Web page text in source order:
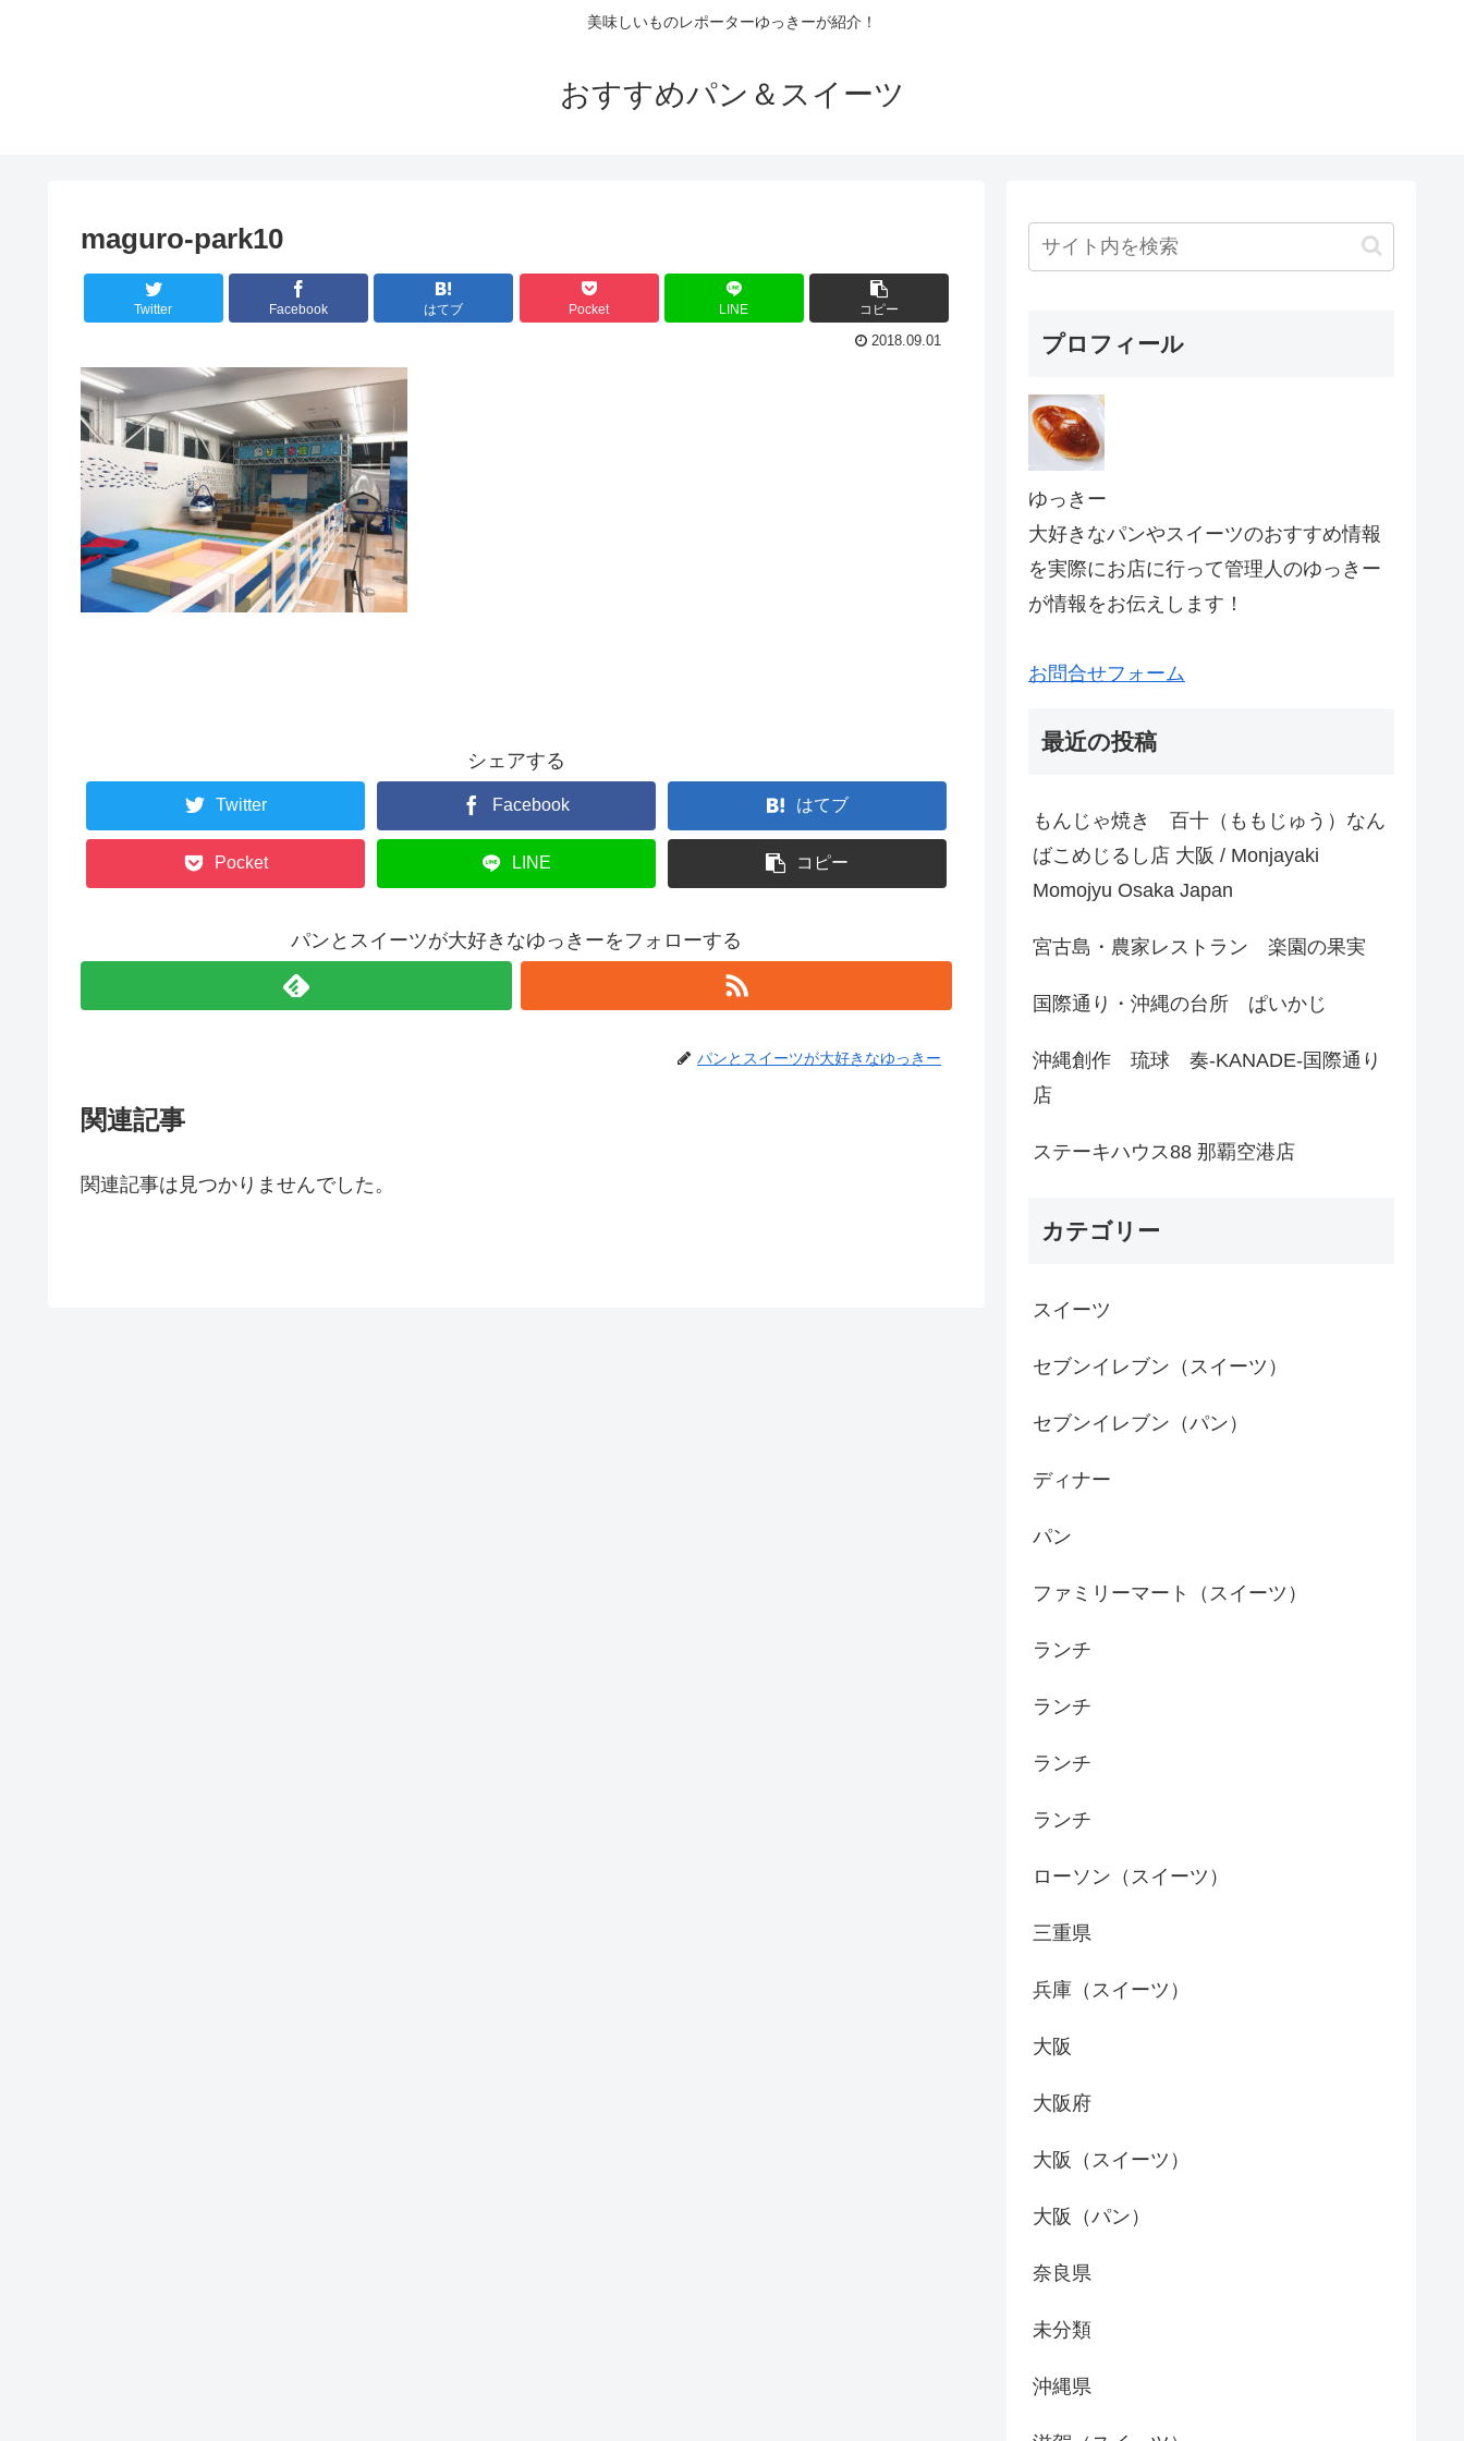
美味しいものレポーターゆっきーが紹介！
おすすめパン＆スイーツ
maguro-park10
Twitter Facebook はてブ Pocket LINE コピー
2018.09.01
シェアする
Twitter Facebook はてブ
Pocket LINE コピー
パンとスイーツが大好きなゆっきーをフォローする
パンとスイーツが大好きなゆっきー
関連記事
関連記事は見つかりませんでした。
プロフィール
ゆっきー
大好きなパンやスイーツのおすすめ情報
を実際にお店に行って管理人のゆっきー
が情報をお伝えします！
お問合せフォーム
最近の投稿
もんじゃ焼き 百十（ももじゅう）なん
ばこめじるし店 大阪 / Monjayaki
Momojyu Osaka Japan
宮古島・農家レストラン 楽園の果実
国際通り・沖縄の台所 ぱいかじ
沖縄創作 琉球 奏-KANADE-国際通り
店
ステーキハウス88 那覇空港店
カテゴリー
スイーツ
セブンイレブン（スイーツ）
セブンイレブン（パン）
ディナー
パン
ファミリーマート（スイーツ）
ランチ
ランチ
ランチ
ランチ
ローソン（スイーツ）
三重県
兵庫（スイーツ）
大阪
大阪府
大阪（スイーツ）
大阪（パン）
奈良県
未分類
沖縄県